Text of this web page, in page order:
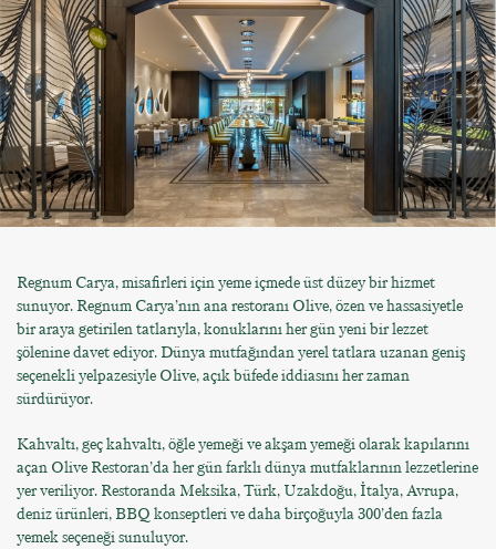
Regnum Carya, misafirleri için yeme içmede üst düzey bir hizmet
sunuyor. Regnum Carya’nın ana restoranı Olive, özen ve hassasiyetle
bir araya getirilen tatlarıyla, konuklarını her gün yeni bir lezzet
şölenine davet ediyor. Dünya mutfağından yerel tatlara uzanan geniş
seçenekli yelpazesiyle Olive, açık büfede iddiasını her zaman
sürdürüyor.
Kahvaltı, geç kahvaltı, öğle yemeği ve akşam yemeği olarak kapılarını
açan Olive Restoran’da her gün farklı dünya mutfaklarının lezzetlerine
yer veriliyor. Restoranda Meksika, Türk, Uzakdoğu, İtalya, Avrupa,
deniz ürünleri, BBQ konseptleri ve daha birçoğuyla 300’den fazla
yemek seçeneği sunuluyor.